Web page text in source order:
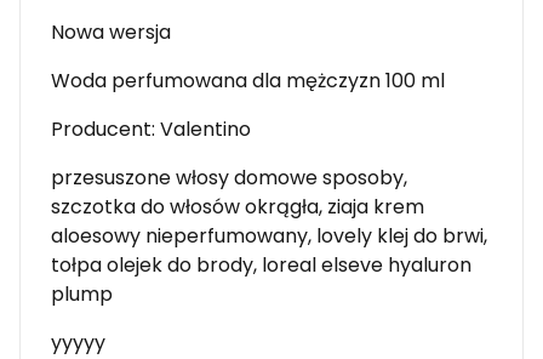
Nowa wersja
Woda perfumowana dla mężczyzn 100 ml
Producent: Valentino
przesuszone włosy domowe sposoby,
szczotka do włosów okrągła, ziaja krem
aloesowy nieperfumowany, lovely klej do brwi,
tołpa olejek do brody, loreal elseve hyaluron
plump
yyyyy